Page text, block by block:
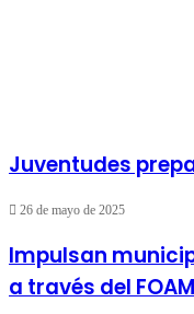
Juventudes
26 de mayo de 2025
Impulsan
a través del FOAM